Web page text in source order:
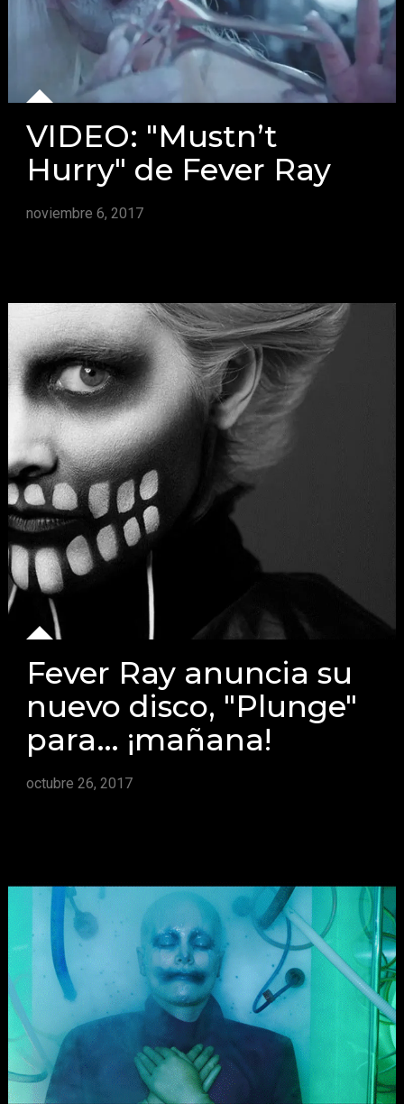
VIDEO: "Mustn’t
Hurry" de Fever Ray
noviembre 6, 2017
Fever Ray anuncia su
nuevo disco, "Plunge"
para… ¡mañana!
octubre 26, 2017